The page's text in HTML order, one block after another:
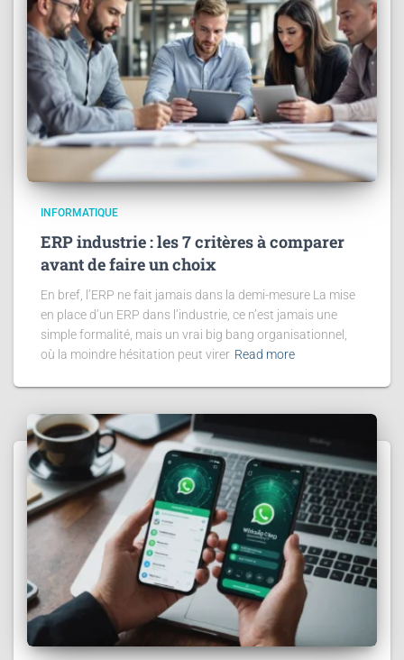
INFORMATIQUE
ERP industrie : les 7 critères à comparer
avant de faire un choix
En bref, l’ERP ne fait jamais dans la demi-mesure La mise
en place d’un ERP dans l’industrie, ce n’est jamais une
simple formalité, mais un vrai big bang organisationnel,
où la moindre hésitation peut virer Read more